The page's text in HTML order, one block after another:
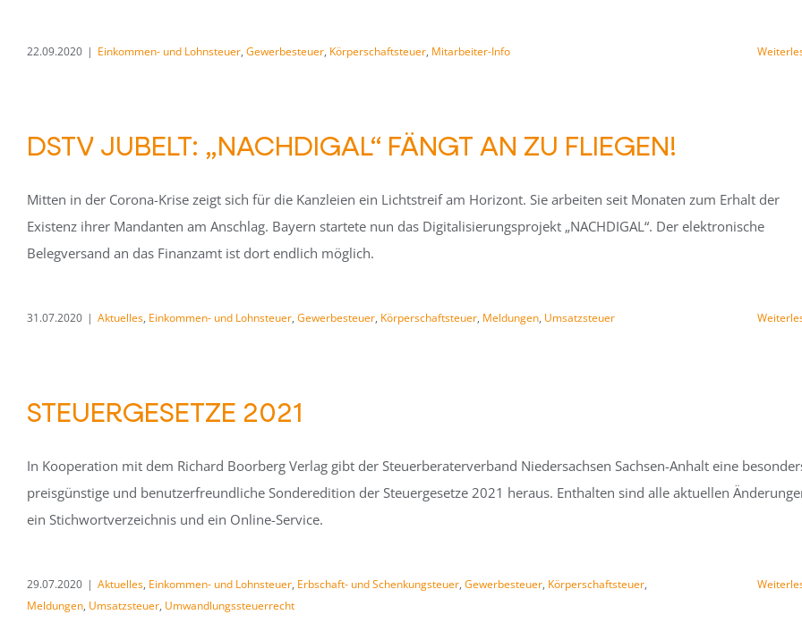
22.09.2020 | Einkommen- und Lohnsteuer, Gewerbesteuer, Körperschaftsteuer, Mitarbeiter-Info
DSTV JUBELT: „NACHDIGAL“ FÄNGT AN ZU FLIEGEN!
Mitten in der Corona-Krise zeigt sich für die Kanzleien ein Lichtstreif am Horizont. Sie arbeiten seit Monaten zum Erhalt der
Existenz ihrer Mandanten am Anschlag. Bayern startete nun das Digitalisierungsprojekt „NACHDIGAL“. Der elektronische
Belegversand an das Finanzamt ist dort endlich möglich.
31.07.2020 | Aktuelles, Einkommen- und Lohnsteuer, Gewerbesteuer, Körperschaftsteuer, Meldungen, Umsatzsteuer
STEUERGESETZE 2021
In Kooperation mit dem Richard Boorberg Verlag gibt der Steuerberaterverband Niedersachsen Sachsen-Anhalt eine
preisgünstige und benutzerfreundliche Sonderedition der Steuergesetze 2021 heraus. Enthalten sind alle aktuellen
ein Stichwortverzeichnis und ein Online-Service.
29.07.2020 | Aktuelles, Einkommen- und Lohnsteuer, Erbschaft- und Schenkungsteuer, Gewerbesteuer, Körperschaftsteuer,
Meldungen, Umsatzsteuer, Umwandlungssteuerrecht